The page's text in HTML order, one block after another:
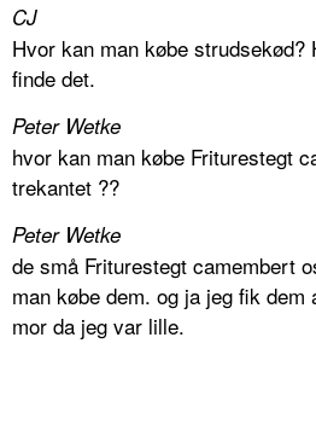
CJ
Hvor kan man købe
finde det.
Peter Wetke
hvor kan man købe Friturestegt
trekantet ??
Peter Wetke
de små Friturestegt camembert
man købe dem. og ja jeg fik dem
mor da jeg var lille.